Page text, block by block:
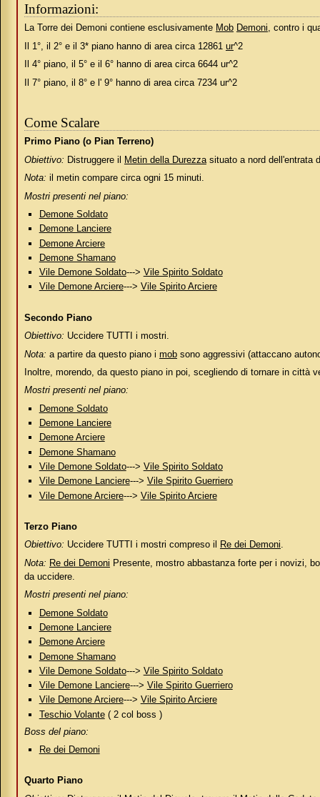
Informazioni:
La Torre dei Demoni contiene esclusivamente Mob Demoni, contro i
Il 1°, il 2° e il 3* piano hanno di area circa 12861 ur^2
Il 4° piano, il 5° e il 6° hanno di area circa 6644 ur^2
Il 7° piano, il 8° e l' 9° hanno di area circa 7234 ur^2
Come Scalare
Primo Piano (o Pian Terreno)
Obiettivo: Distruggere il Metin della Durezzasituato a nord dell'entrata
Nota: il metin compare circa ogni 15 minuti.
Mostri presenti nel piano:
Demone Soldato
Demone Lanciere
Demone Arciere
Demone Shamano
Vile Demone Soldato---> Vile Spirito Soldato
Vile Demone Arciere---> Vile Spirito Arciere
Secondo Piano
Obiettivo: Uccidere TUTTI i mostri.
Nota: a partire da questo piano i mobsono aggressivi (attaccano
Inoltre, morendo, da questo piano in poi, scegliendo di tornare in città
Mostri presenti nel piano:
Demone Soldato
Demone Lanciere
Demone Arciere
Demone Shamano
Vile Demone Soldato---> Vile Spirito Soldato
Vile Demone Lanciere---> Vile Spirito Guerriero
Vile Demone Arciere---> Vile Spirito Arciere
Terzo Piano
Obiettivo: Uccidere TUTTI i mostri compreso il Re dei Demoni.
Nota: Re dei Demoni Presente, mostro abbastanza forte per i novizi,
da uccidere.
Mostri presenti nel piano:
Demone Soldato
Demone Lanciere
Demone Arciere
Demone Shamano
Vile Demone Soldato---> Vile Spirito Soldato
Vile Demone Lanciere---> Vile Spirito Guerriero
Vile Demone Arciere---> Vile Spirito Arciere
Teschio Volante( 2 col boss )
Boss del piano:
Re dei Demoni
Quarto Piano